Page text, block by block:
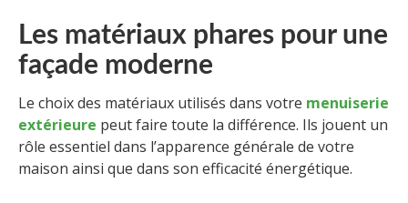
Les matériaux phares pour une
façade moderne
Le choix des matériaux utilisés dans votre menuiserie
extérieure peut faire toute la différence. Ils jouent un
rôle essentiel dans l’apparence générale de votre
maison ainsi que dans son efficacité énergétique.